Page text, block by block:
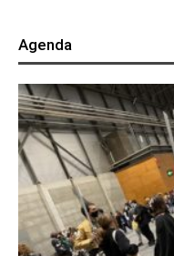
Agenda